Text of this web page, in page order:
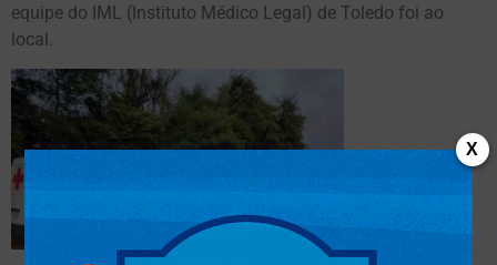
equipe do IML (Instituto Médico Legal) de Toledo foi ao
local.
X